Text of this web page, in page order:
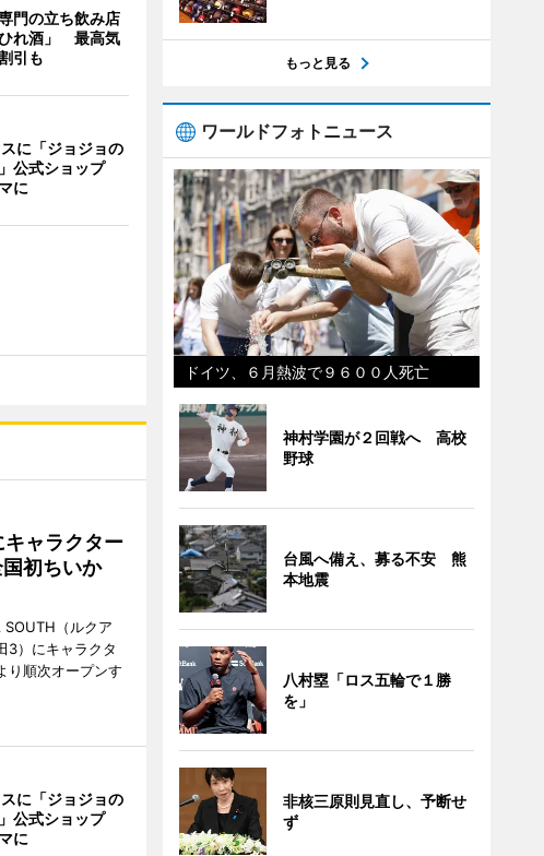
門の立ち飲み店
れ酒」 最高気
引も
に「ジョジョの
公式ショップ
に
キャラクター
初ちいか
（ルクア
3）にキャラクタ
り順次オープンす
に「ジョジョの
公式ショップ
に
もっと見る
ワールドフォトニュース
ドイツ、６月熱波で９６００人死亡
神村学園が２回戦へ 高校
野球
台風へ備え、募る不安 熊
本地震
八村塁「ロス五輪で１勝
を」
非核三原則見直し、予断せ
ず